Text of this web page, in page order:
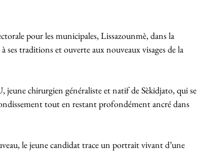
pour les municipales, Lissazounmè, dans la
ses traditions et ouverte aux nouveaux visages de la
chirurgien généraliste et natif de Sèkidjato, qui se
tout en restant profondément ancré dans
le jeune candidat trace un portrait vivant d’une